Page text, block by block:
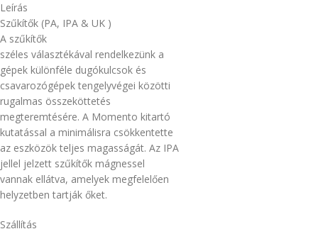
Leírás
Szűkítők (PA, IPA & UK )
A szűkítők
széles választékával rendelkezünk a
gépek különféle dugókulcsok és
csavarozógépek tengelyvégei közötti
rugalmas összeköttetés
megteremtésére. A Momento kitartó
kutatással a minimálisra csökkentette
az eszközök teljes magasságát. Az IPA
jellel jelzett szűkítők mágnessel
vannak ellátva, amelyek megfelelően
helyzetben tartják őket.
Szállítás